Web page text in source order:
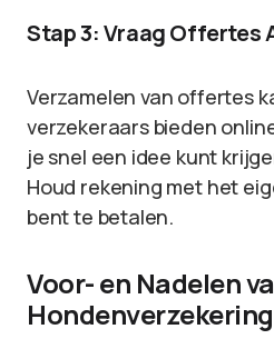
Stap 3: Vraag Offertes
Verzamelen van offertes
verzekeraars bieden
je snel een idee kunt
Houd rekening met het
bent te betalen.
Voor- en Nadelen